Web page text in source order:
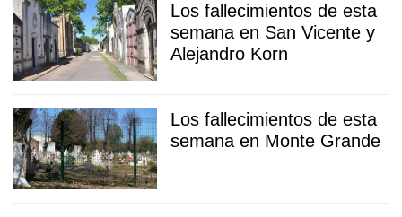
Los fallecimientos de esta
semana en San Vicente y
Alejandro Korn
Los fallecimientos de esta
semana en Monte Grande